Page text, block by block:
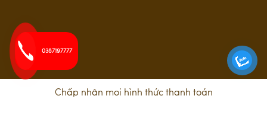
Chấp nhận mọi hình thức thanh toán
0387197777